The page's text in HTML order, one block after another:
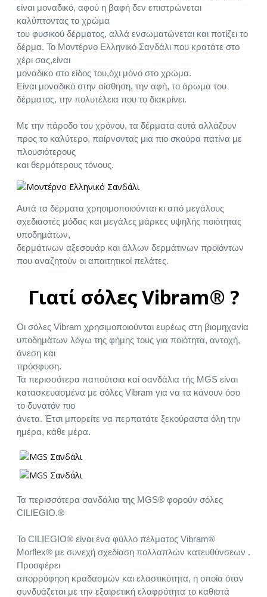
είναι μοναδικό, αφού η βαφή δεν επιστρώνεται
καλύπτοντας το χρώμα
του φυσικού δέρματος, αλλά ενσωματώνεται και ποτίζει το
δέρμα. Το Μοντέρνο Ελληνικό Σανδάλι που κρατάτε στο
χέρι σας,είναι
μοναδικό στο είδος του,όχι μόνο στο χρώμα.
Είναι μοναδικό στην αίσθηση, την αφή, το άρωμα του
δέρματος, την πολυτέλεια που το διακρίνει.
Με την πάροδο του χρόνου, τα δέρματα αυτά αλλάζουν
προς το καλύτερο, παίρνοντας μια πιο σκούρα πατίνα με
πλουσιότερους
και θερμότερους τόνους.
Αυτά τα δέρματα χρησιμοποιούνται κι από μεγάλους
σχεδιαστές μόδας και μεγάλες μάρκες υψηλής ποιότητας
υποδημάτων,
δερμάτινων αξεσουάρ και άλλων δερμάτινων προϊόντων
που αναζητούν οι απαιτητικοί πελάτες.
Γιατί σόλες Vibram® ?
Οι σόλες Vibram χρησιμοποιούνται ευρέως στη βιομηχανία
υποδημάτων λόγω της φήμης τους για ποιότητα, αντοχή,
άνεση και
πρόσφυση.
Τα περισσότερα παπούτσια καί σανδάλια τής MGS είναι
κατασκευασμένα με σόλες Vibram για να τα κάνουν όσο
το δυνατόν πιο
άνετα. Έτσι μπορείτε να περπατάτε ξεκούραστα όλη την
ημέρα, κάθε μέρα.
Τα περισσότερα σανδάλια της MGS® φορούν σόλες
CILIEGIO.®
Το CILIEGIO® είναι ένα φύλλο πέλματος Vibram®
Morflex® με συνεχή σχεδίαση πολλαπλών κατευθύνσεων .
Προσφέρει
απορρόφηση κραδασμών και ελαστικότητα, η οποία όταν
συνδυάζεται με την εξαιρετική ελαφρότητα το καθιστά